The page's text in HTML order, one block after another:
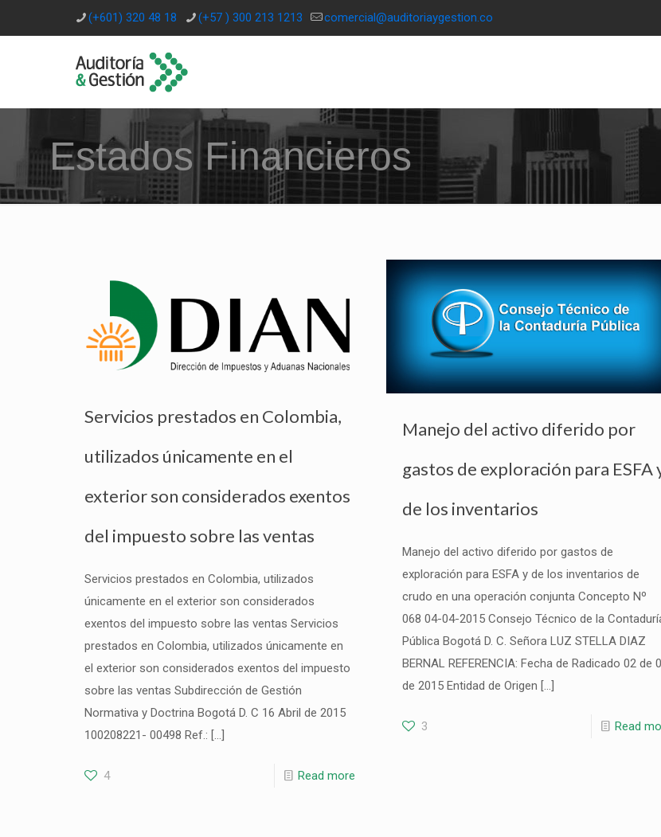
(+601) 320 48 18 (+57 ) 300 213 1213 comercial@auditoriaygestion.co
Estados Financieros
Servicios prestados en Colombia,
utilizados únicamente en el
exterior son considerados exentos
del impuesto sobre las ventas
Servicios prestados en Colombia, utilizados
únicamente en el exterior son considerados
exentos del impuesto sobre las ventas Servicios
prestados en Colombia, utilizados únicamente en
el exterior son considerados exentos del impuesto
sobre las ventas Subdirección de Gestión
Normativa y Doctrina Bogotá D. C 16 Abril de 2015
100208221- 00498 Ref.: […]
4 Read more
Manejo del activo diferido por
gastos de exploración para ESFA
de los inventarios
Manejo del activo diferido por gastos de
exploración para ESFA y de los inventarios de
crudo en una operación conjunta Concepto Nº
068 04-04-2015 Consejo Técnico de la
Pública Bogotá D. C. Señora LUZ STELLA DIAZ
BERNAL REFERENCIA: Fecha de Radicado 02 de
de 2015 Entidad de Origen […]
3 Read